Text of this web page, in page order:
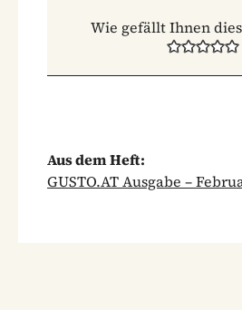
Wie gefällt Ihnen
Aus dem Heft:
GUSTO.AT Ausgabe –